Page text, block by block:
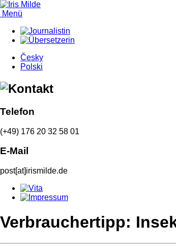
Menü
Česky
Polski
Telefon
(+49) 176 20 32 58 01
E-Mail
post[at]irismilde.de
Verbrauchertipp: